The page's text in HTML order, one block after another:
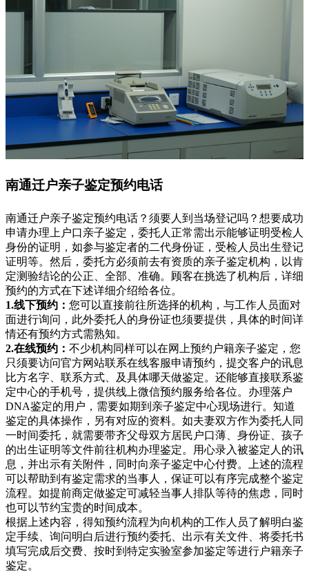
南通迁户亲子鉴定预约电话
南通迁户亲子鉴定预约电话？须要人到当场登记吗？想要成功
申请办理上户口亲子鉴定，委托人正常需出示能够证明受检人
身份的证明，如参与鉴定者的二代身份证，受检人员出生登记
证明等。然后，委托方必须前去有资质的亲子鉴定机构，以肯
定测验结论的公正、全部、准确。顾客在挑选了机构后，详细
预约的方式在下述详细介绍给各位。
1.线下预约： 您可以直接前往所选择的机构，与工作人员面对
面进行询问，此外委托人的身份证也须要提供，具体的时间详
情还有预约方式需熟知。
2.在线预约： 不少机构同样可以在网上预约户籍亲子鉴定，您
只须要访问官方网站联系在线客服申请预约，提交客户的讯息
比方名字、联系方式、及具体哪天做鉴定。还能够直接联系鉴
定中心的手机号，提供线上微信预约服务给各位。办理落户
DNA鉴定的用户，需要如期到亲子鉴定中心现场进行。知道
鉴定的具体操作，另有对应的资料。如夫妻双方作为委托人同
一时间委托，就需要带齐父母双方居民户口薄、身份证、孩子
的出生证明等文件前往机构办理鉴定。用心录入被鉴定人的讯
息，并出示有关附件，同时向亲子鉴定中心付费。上述的流程
可以帮助到有鉴定需求的当事人，保证可以有序完成整个鉴定
流程。如提前商定做鉴定可减轻当事人排队等待的焦虑，同时
也可以节约宝贵的时间成本。
根据上述内容，得知预约流程为向机构的工作人员了解明白鉴
定手续、询问明白后进行预约委托、出示有关文件、将委托书
填写完成后交费、按时到特定实验室参加鉴定等进行户籍亲子
鉴定。